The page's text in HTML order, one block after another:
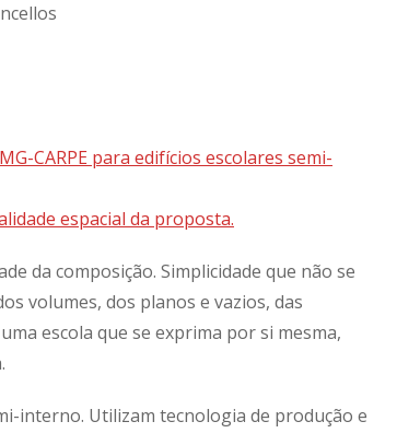
CARPE para edifícios escolares semi-
espacial da proposta.
da composição. Simplicidade que não se
volumes, dos planos e vazios, das
escola que se exprima por si mesma,
interno. Utilizam tecnologia de produção e